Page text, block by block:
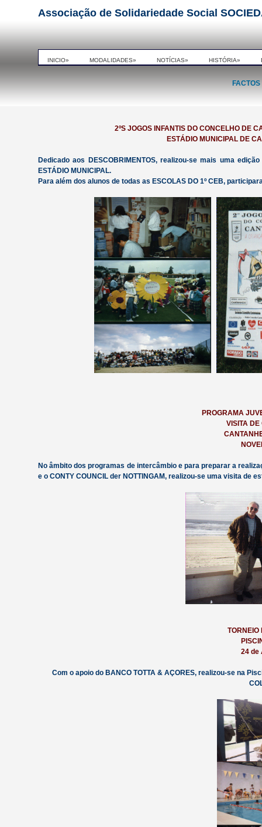
Associação de Solidariedade Social
INICIO» MODALIDADES» NOTÍCIAS» HISTÓRIA»
2ºS JOGOS INFANTIS DO CONCELHO DE
ESTÁDIO MUNICIPAL DE
Dedicado aos DESCOBRIMENTOS, realizou-se mais uma
ESTÁDIO MUNICIPAL.
Para além dos alunos de todas as ESCOLAS DO 1º CEB,
PROGRAMA
VISITA
No âmbito dos programas de intercâmbio e para preparar a
e o CONTY COUNCIL der NOTTINGAM, realizou-se uma visita de
TORNEIO
24 de
Com o apoio do BANCO TOTTA & AÇORES, realizou-se na